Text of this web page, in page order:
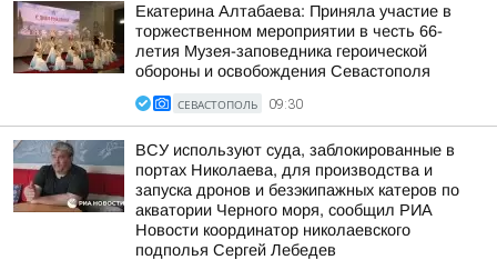
Екатерина Алтабаева: Приняла участие в
торжественном мероприятии в честь 66-
летия Музея-заповедника героической
обороны и освобождения Севастополя
СЕВАСТОПОЛЬ 09:30
ВСУ используют суда, заблокированные в
портах Николаева, для производства и
запуска дронов и безэкипажных катеров по
акватории Черного моря, сообщил РИА
Новости координатор николаевского
подполья Сергей Лебедев